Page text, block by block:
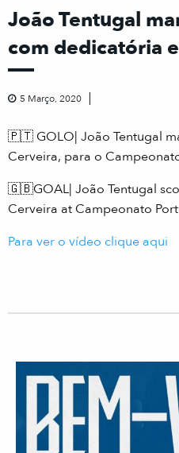
João Tentugal
com dedicatória
5 Março, 2020
🇵🇹 GOLO| João Tentugal
Cerveira, para o
🇬🇧GOAL| João Tentugal
Cerveira at Campeonato
Para ver o vídeo clique aqui